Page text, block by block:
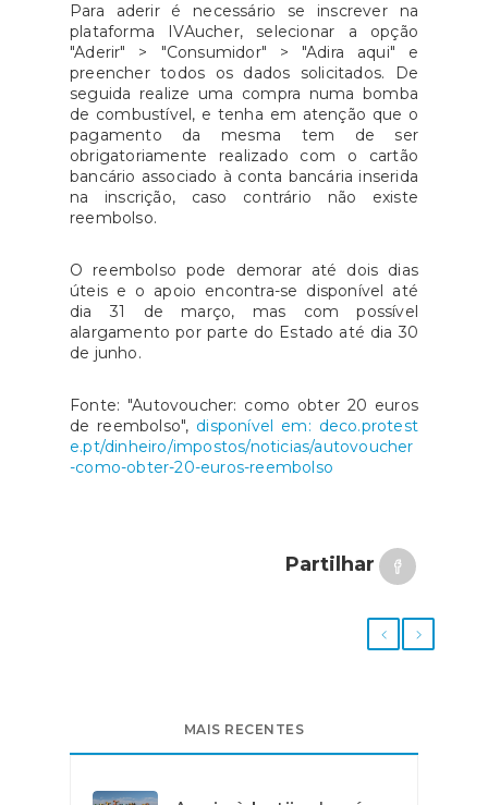
Para aderir é necessário se inscrever na
plataforma IVAucher, selecionar a opção
"Aderir" > "Consumidor" > "Adira aqui" e
preencher todos os dados solicitados. De
seguida realize uma compra numa bomba
de combustível, e tenha em atenção que o
pagamento da mesma tem de ser
obrigatoriamente realizado com o cartão
bancário associado à conta bancária inserida
na inscrição, caso contrário não existe
reembolso.
O reembolso pode demorar até dois dias
úteis e o apoio encontra-se disponível até
dia 31 de março, mas com possível
alargamento por parte do Estado até dia 30
de junho.
Fonte: "Autovoucher: como obter 20 euros
de reembolso", disponível em: deco.protest
e.pt/dinheiro/impostos/noticias/autovoucher
-como-obter-20-euros-reembolso
Partilhar
MAIS RECENTES